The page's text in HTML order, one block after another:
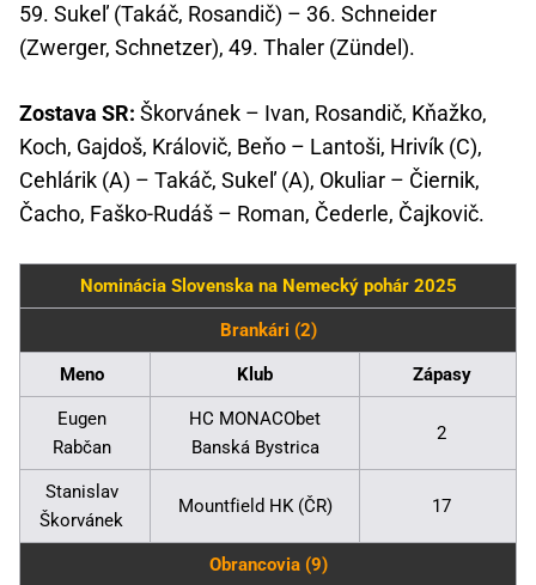
59. Sukeľ (Takáč, Rosandič) – 36. Schneider
(Zwerger, Schnetzer), 49. Thaler (Zündel).
Zostava SR: Škorvánek – Ivan, Rosandič, Kňažko,
Koch, Gajdoš, Královič, Beňo – Lantoši, Hrivík (C),
Cehlárik (A) – Takáč, Sukeľ (A), Okuliar – Čiernik,
Čacho, Faško-Rudáš – Roman, Čederle, Čajkovič.
Nominácia Slovenska na Nemecký pohár 2025
Brankári (2)
Meno Klub Zápasy
Eugen
Rabčan
HC MONACObet
Banská Bystrica
2
Stanislav
Škorvánek
Mountfield HK (ČR) 17
Obrancovia (9)